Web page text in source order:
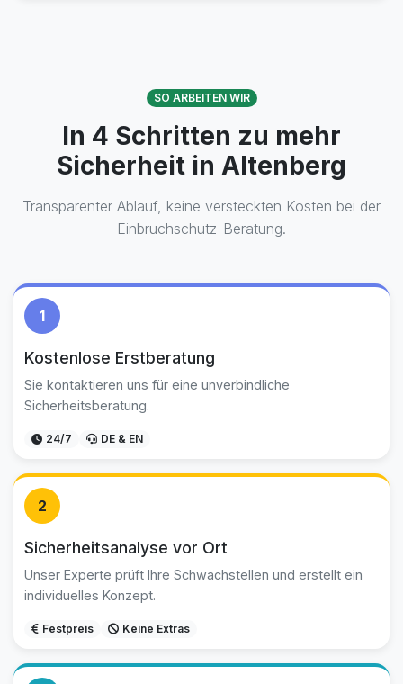
SO ARBEITEN WIR
In 4 Schritten zu mehr
Sicherheit in Altenberg
Transparenter Ablauf, keine versteckten Kosten bei der
Einbruchschutz-Beratung.
1
Kostenlose Erstberatung
Sie kontaktieren uns für eine unverbindliche
Sicherheitsberatung.
24/7 DE & EN
2
Sicherheitsanalyse vor Ort
Unser Experte prüft Ihre Schwachstellen und erstellt ein
individuelles Konzept.
Festpreis Keine Extras